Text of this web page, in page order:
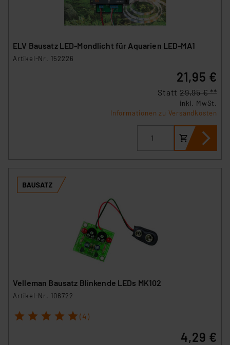
sich auf die Standarddatenschutzklauseln der
Europäischen Kommission sowie einer eigenen
insbesondere der Art der übermittelten Daten,
verbundenen Risiken.“
ELV Bausatz LED-Mondlicht für Aquarien LED-MA1
Artikel-Nr. 152226
21,95 €
Statt 29,95 € **
inkl. MwSt.
Informationen zu Versandkosten
Velleman Bausatz Blinkende LEDs MK102
Artikel-Nr. 106722
1 2 3 4 5 (4)
4,29 €